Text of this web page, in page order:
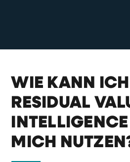
WIE KANN ICH
RESIDUAL
MICH